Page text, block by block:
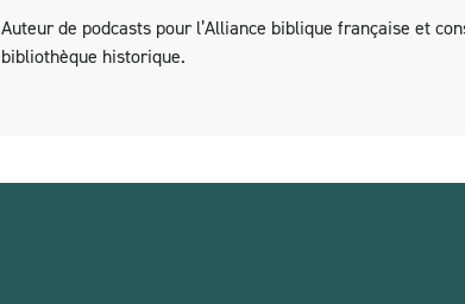
Auteur de podcasts pour l’Alliance biblique française et
bibliothèque historique.